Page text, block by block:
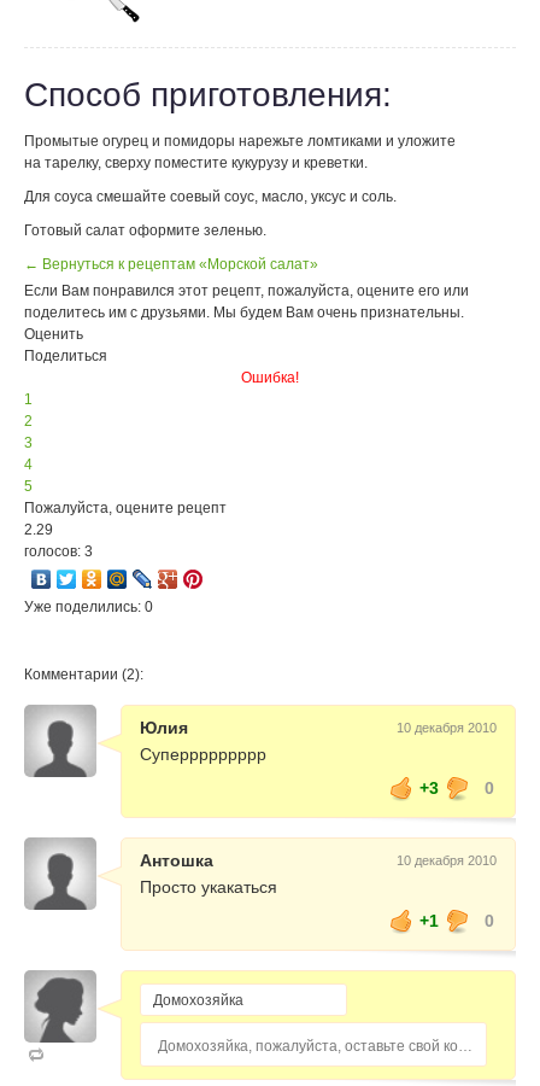
Способ приготовления:
Промытые огурец и помидоры нарежьте ломтиками и уложите
на тарелку, сверху поместите кукурузу и креветки.
Для соуса смешайте соевый соус, масло, уксус и соль.
Готовый салат оформите зеленью.
← Вернуться к рецептам «Морской салат»
Если Вам понравился этот рецепт, пожалуйста, оцените его или
поделитесь им с друзьями. Мы будем Вам очень признательны.
Оценить
Поделиться
Ошибка!
1
2
3
4
5
Пожалуйста, оцените рецепт
2.29
голосов: 3
Уже поделились: 0
Комментарии (2):
Юлия 10 декабря 2010
Суперрррррррр
+3
0
Антошка 10 декабря 2010
Просто укакаться
+1
0
Домохозяйка, пожалуйста, оставьте свой комментарий...